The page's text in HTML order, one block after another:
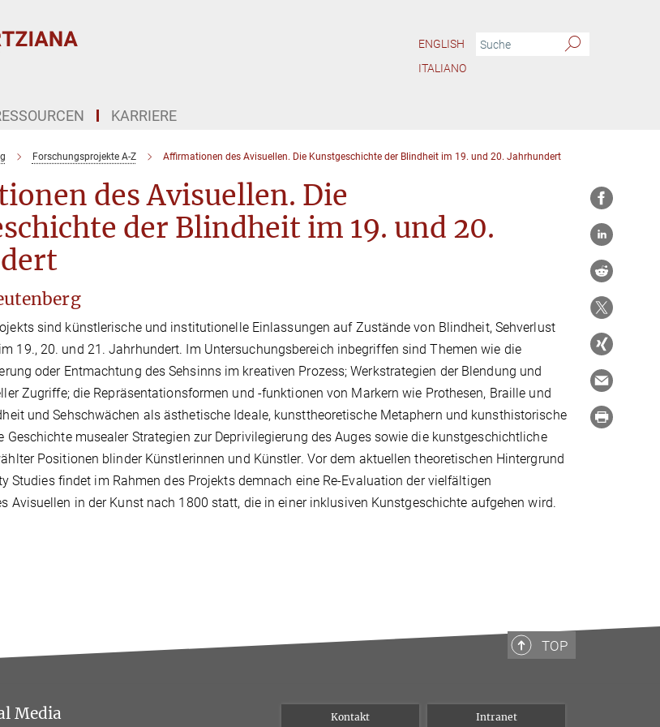
ENGLISH
ITALIANO
KARRIERE
Forschungsprojekte A-Z Affirmationen des Avisuellen. Die Kunstgeschichte der Blindheit im 19. und 20. Jahrhundert
des Avisuellen. Die
der Blindheit im 19. und 20.
sind künstlerische und institutionelle Einlassungen auf Zustände von Blindheit, Sehverlust
19., 20. und 21. Jahrhundert. Im Untersuchungsbereich inbegriffen sind Themen wie die
oder Entmachtung des Sehsinns im kreativen Prozess; Werkstrategien der Blendung und
Zugriffe; die Repräsentationsformen und -funktionen von Markern wie Prothesen, Braille und
und Sehschwächen als ästhetische Ideale, kunsttheoretische Metaphern und kunsthistorische
Geschichte musealer Strategien zur Deprivilegierung des Auges sowie die kunstgeschichtliche
Positionen blinder Künstlerinnen und Künstler. Vor dem aktuellen theoretischen Hintergrund
Studies findet im Rahmen des Projekts demnach eine Re-Evaluation der vielfältigen
Avisuellen in der Kunst nach 1800 statt, die in einer inklusiven Kunstgeschichte aufgehen wird.
TOP
Media Kontakt Intranet